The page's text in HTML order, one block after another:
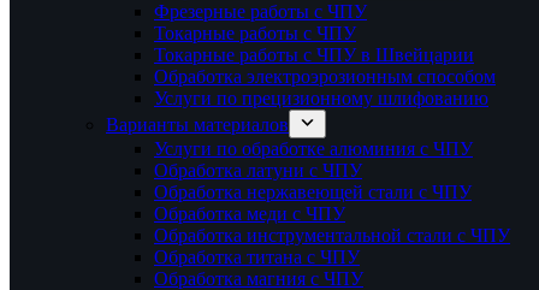
Фрезерные работы с ЧПУ
Токарные работы с ЧПУ
Токарные работы с ЧПУ в Швейцарии
Обработка электроэрозионным способом
Услуги по прецизионному шлифованию
Варианты материалов
Услуги по обработке алюминия с ЧПУ
Обработка латуни с ЧПУ
Обработка нержавеющей стали с ЧПУ
Обработка меди с ЧПУ
Обработка инструментальной стали с ЧПУ
Обработка титана с ЧПУ
Обработка магния с ЧПУ